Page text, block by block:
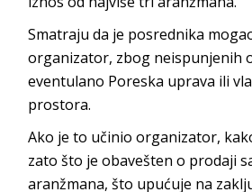
Smatraju da je posrednika
organizator, zbog neispunjenih
eventulano Poreska uprava ili
prostora.
Ako je to učinio organizator,
zato što je obavešten o prodaji
aranžmana, što upućuje na